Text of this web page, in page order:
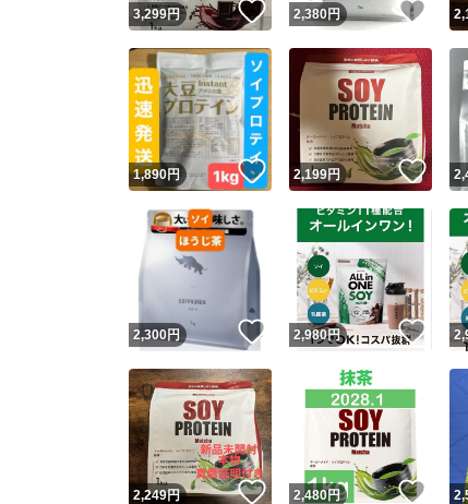
3,299円 いいね！
2,380円 い
1,890円 いいね！
2,199円 いい
2,300円 いいね！
2,980円 い
2,249円 いいね！
2,480円 い